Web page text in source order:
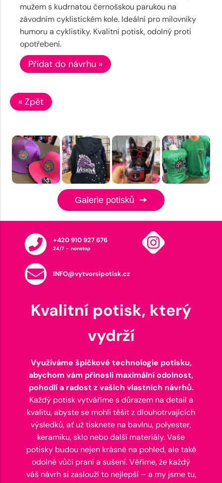
mužem s kudrnatou černošskou parukou na
závodním cyklistickém kole. Ideální pro milovníky
humoru a cyklistiky. Kvalitní potisk, odolný proti
opotřebení.
Přidat do návrhu »
« Zpět
Galerie potisků
+420 910 927 676
24/7 - nonstop
INFO@vytvorsipotisk.cz
Kvalitní potisk, který
vydrží
Využíváme špičkové technologie potisku,
abychom vám přinesli maximální odolnost,
pohodlí a radost z vašich vlastních návrhů.
Každý potisk vytváříme s důrazem na detail a
kvalitu, abyste se mohli těšit z dlouhotrvajících
výsledků, ať už tisknete na bavlnu, polyester,
keramiku, sklo nebo další materiály. Vaše
potisky budou nejen krásné na pohled, ale také
odolné vůči praní a sušení. Věříme, že každý
váš návrh si zaslouží to nejlepší – a my jsme tu,